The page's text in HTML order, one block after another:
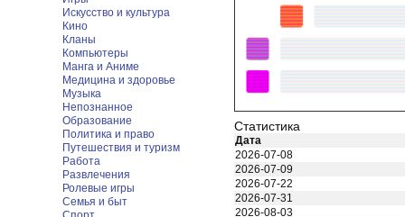
Искусство и культура
Кино
Кланы
Компьютеры
Манга и Аниме
Медицина и здоровье
Музыка
Непознанное
Образование
Политика и право
Путешествия и туризм
Работа
Развлечения
Ролевые игры
Семья и быт
Статистика
Дата
2026-07-08
2026-07-09
2026-07-22
2026-07-31
2026-08-03